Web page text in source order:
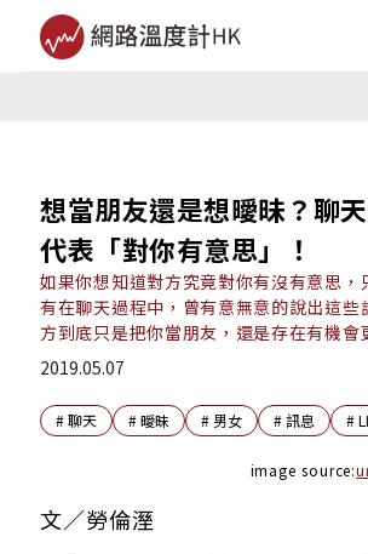
想當朋友還是想曖昧？聊
代表「對你有意思」！
如果你想知道對方究竟對你有沒有意思，
有在聊天過程中，曾有意無意的說出這些
方到底只是把你當朋友，還是存在有機會
2019.05.07
#聊天 #曖昧 # 男女 #訊息 #
image source:
文／勞倫溼